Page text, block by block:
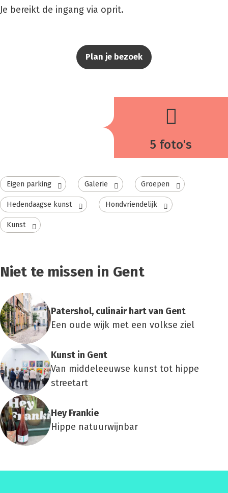
Je bereikt de ingang via oprit.
Plan je bezoek
5 foto's
Eigen parking Galerie Groepen
Hedendaagse kunst Hondvriendelijk
Kunst
Niet te missen in Gent
Paters­hol, culi­nair hart van Gent
Een oude wijk met een volkse ziel
Kunst in Gent
Van middeleeuwse kunst tot hippe
streetart
Hey Fran­kie
Hippe natuurwijnbar